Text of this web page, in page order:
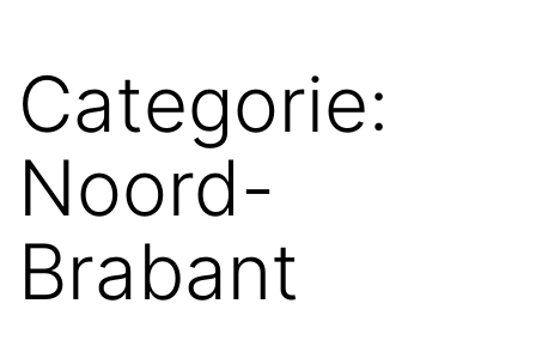
Categorie:
Noord-
Brabant